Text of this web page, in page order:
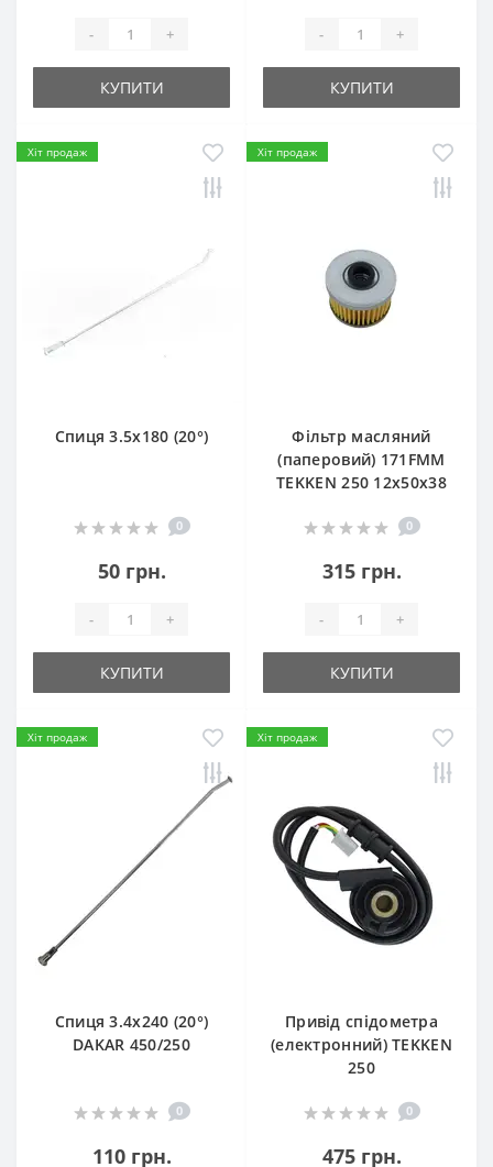
- +
КУПИТИ
- +
КУПИТИ
Хіт продаж
Спиця 3.5х180 (20°)
0
50 грн.
- +
КУПИТИ
Хіт продаж
Фільтр масляний
(паперовий) 171FMM
TEKKEN 250 12х50х38
0
315 грн.
- +
КУПИТИ
Хіт продаж
Спиця 3.4х240 (20°)
DAKAR 450/250
0
110 грн.
Хіт продаж
Привід спідометра
(електронний) TEKKEN
250
0
475 грн.